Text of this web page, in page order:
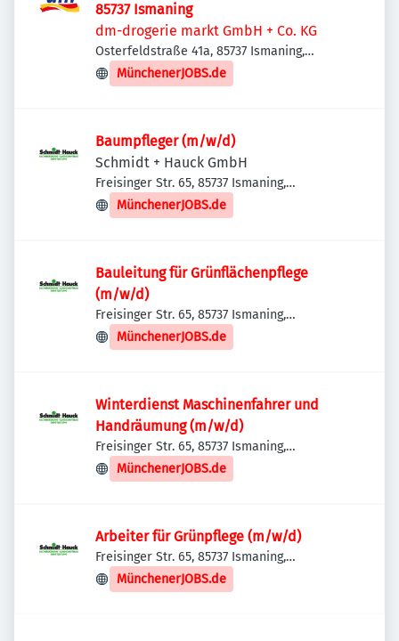
85737 Ismaning
dm-drogerie markt GmbH + Co. KG
Osterfeldstraße 41a, 85737 Ismaning,
Deutschland
MünchenerJOBS.de
Baumpfleger (m/w/d)
Schmidt + Hauck GmbH
Freisinger Str. 65, 85737 Ismaning,
Deutschland
MünchenerJOBS.de
Bauleitung für Grünflächenpflege
(m/w/d)
Freisinger Str. 65, 85737 Ismaning,
Deutschland
MünchenerJOBS.de
Winterdienst Maschinenfahrer und
Handräumung (m/w/d)
Freisinger Str. 65, 85737 Ismaning,
Deutschland
MünchenerJOBS.de
Arbeiter für Grünpflege (m/w/d)
Freisinger Str. 65, 85737 Ismaning,
Deutschland
MünchenerJOBS.de